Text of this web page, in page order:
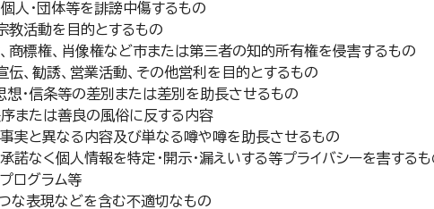
・団体等を誹謗中傷するもの
活動を目的とするもの
標権、肖像権など市または第三者の知的所有権を侵害するもの
、勧誘、営業活動、その他営利を目的とするもの
・信条等の差別または差別を助長させるもの
たは善良の風俗に反する内容
と異なる内容及び単なる噂や噂を助長させるもの
なく個人情報を特定・開示・漏えいする等プライバシーを害するも
ログラム等
な表現などを含む不適切なもの